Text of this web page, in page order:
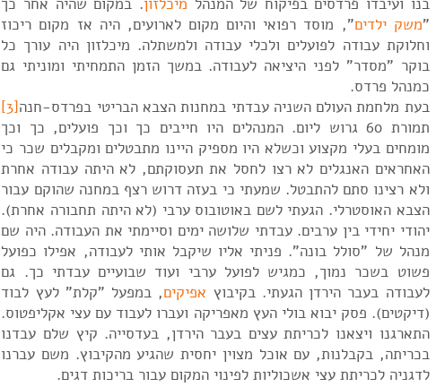
בנו ועיבדו פרדסים בפיקוח של המנהל מיכלזון. במקום שהיה אחר כך
"משק ילדים", מוסד רפואי והיום מקום לארועים, היה אז מקום ריכוז
וחלוקת עבודה לפועלים ולכלי עבודה ולמשתלה. מיכלזון היה עורך כל
בוקר "מסדר" לפני היציאה לעבודה. במשך הזמן התמחיתי ומוניתי גם
כמנהל פרדס.
בעת מלחמת העולם השניה עבדתי במחנות הצבא הבריטי בפרדס-חנה[3]
תמורת 60 גרוש ליום. המנהלים היו חייבים כך וכך פועלים, כך וכך
מומחים בעלי מקצוע וכשלא היו מספיק היינו מתבטלים ומקבלים שכר כי
האחראים האנגלים לא רצו לחסל את תעסוקתם, לא היתה עבודה אחרת
ולא רצינו סתם להתבטל. שמעתי כי בעזה דרוש רצף במחנה שהוקם עבור
הצבא האוסטרלי. הגעתי לשם באוטובוס ערבי (לא היתה תחבורה אחרת).
יהודי יחידי בין ערבים. עבדתי שלושה ימים וסיימתי את העבודה. היה שם
מנהל של "סולל בונה". פניתי אליו שיקבל אותי לעבודה, אפילו כפועל
פשוט בשכר נמוך, כמגיש לפועל ערבי ועוד שבועיים עבדתי כך. גם
לעבודה בעבר הירדן הגעתי. בקיבוץ אפיקים, במפעל "קלת" לעץ לבוד
(דיקטים). פסק יבוא בולי העץ מאפריקה ועברו לעבוד עם עצי אקליפטוס.
התארגנו ויצאנו לכריתת עצים בעבר הירדן, בעדסייה. קיץ שלם עבדנו
בכריתה, בקבלנות, עם אוכל מצוין יחסית שהגיע מהקיבוץ. משם עברנו
לדגניה לכריתת עצי אשכוליות לפינוי המקום עבור בריכות דגים.